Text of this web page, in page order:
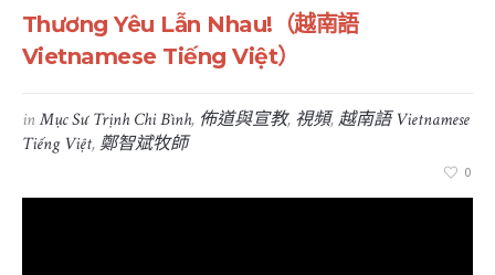
Thương Yêu Lẫn Nhau!（越南語
Vietnamese Tiếng Việt）
inMục Sư Trịnh Chi Bình, 佈道與宣教, 視頻,越南語 Vietnamese
Tiếng Việt,鄭智斌牧師
0